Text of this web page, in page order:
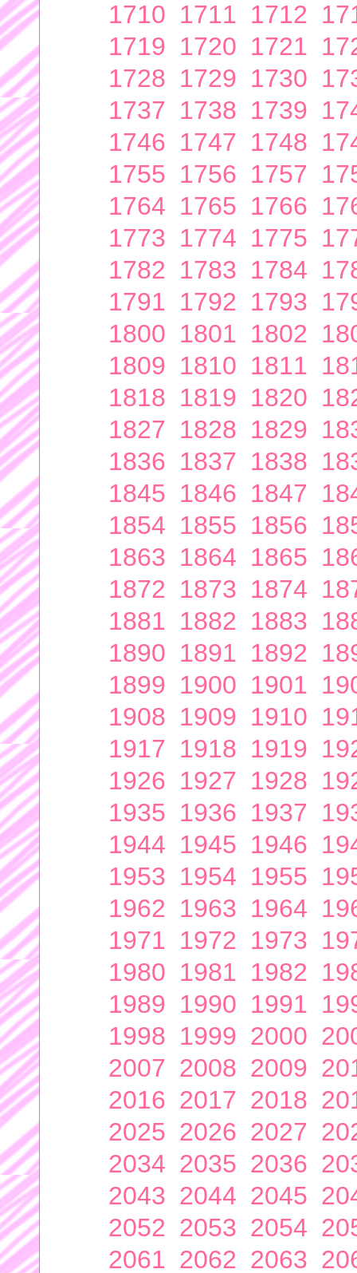
1710 1711 1712
1719 1720 1721
1728 1729 1730
1737 1738 1739
1746 1747 1748
1755 1756 1757
1764 1765 1766
1773 1774 1775
1782 1783 1784
1791 1792 1793
1800 1801 1802
1809 1810 1811
1818 1819 1820
1827 1828 1829
1836 1837 1838
1845 1846 1847
1854 1855 1856
1863 1864 1865
1872 1873 1874
1881 1882 1883
1890 1891 1892
1899 1900 1901
1908 1909 1910
1917 1918 1919
1926 1927 1928
1935 1936 1937
1944 1945 1946
1953 1954 1955
1962 1963 1964
1971 1972 1973
1980 1981 1982
1989 1990 1991
1998 1999 2000
2007 2008 2009
2016 2017 2018
2025 2026 2027
2034 2035 2036
2043 2044 2045
2052 2053 2054
2061 2062 2063